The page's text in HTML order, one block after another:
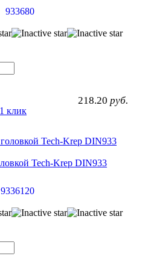
933680
218.20 руб.
клик
Tech-Krep DIN933
9336120